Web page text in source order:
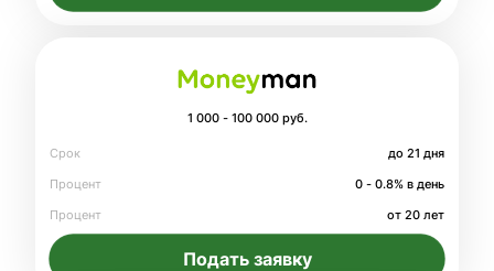
1 000 - 100 000 руб.
Срок
до 21 дня
Процент
0 - 0.8% в день
Процент
от 20 лет
Подать заявку